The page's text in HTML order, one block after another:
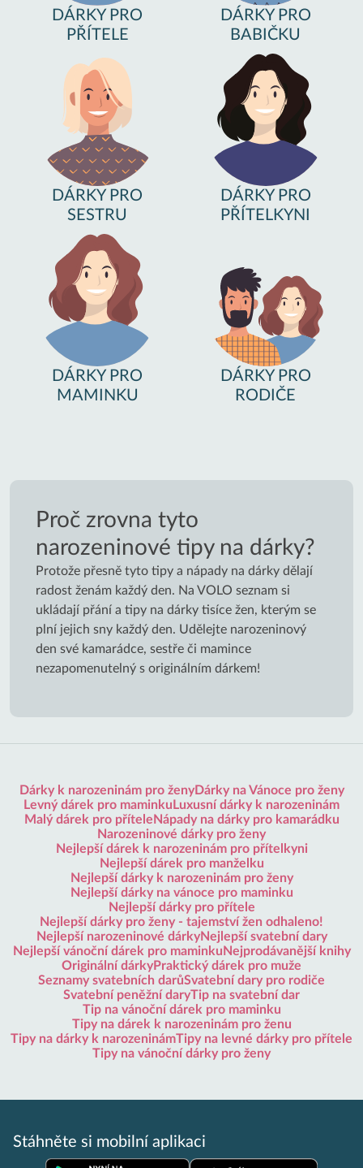
DÁRKY PRO
PŘÍTELE
DÁRKY PRO
BABIČKU
DÁRKY PRO
SESTRU
DÁRKY PRO
PŘÍTELKYNI
DÁRKY PRO
MAMINKU
DÁRKY PRO
RODIČE
Proč zrovna tyto
narozeninové tipy na dárky?
Protože přesně tyto tipy a nápady na dárky dělají
radost ženám každý den. Na VOLO seznam si
ukládají přání a tipy na dárky tisíce žen, kterým se
plní jejich sny každý den. Udělejte narozeninový
den své kamarádce, sestře či mamince
nezapomenutelný s originálním dárkem!
Dárky k narozeninám pro ženyDárky na Vánoce pro ženy
Levný dárek pro maminku Luxusní dárky k narozeninám
Malý dárek pro přítele Nápady na dárky pro kamarádku
Narozeninové dárky pro ženy
Nejlepší dárek k narozeninám pro přítelkyni
Nejlepší dárek pro manželku
Nejlepší dárky k narozeninám pro ženy
Nejlepší dárky na vánoce pro maminku
Nejlepší dárky pro přítele
Nejlepší dárky pro ženy - tajemství žen odhaleno!
Nejlepší narozeninové dárkyNejlepší svatební dary
Nejlepší vánoční dárek pro maminku Nejprodávanější knihy
Originální dárkyPraktický dárek pro muže
Seznamy svatebních darůSvatební dary pro rodiče
Svatební peněžní daryTip na svatební dar
Tip na vánoční dárek pro maminku
Tipy na dárek k narozeninám pro ženu
Tipy na dárky k narozeninámTipy na levné dárky pro přítele
Tipy na vánoční dárky pro ženy
Stáhněte si mobilní aplikaci